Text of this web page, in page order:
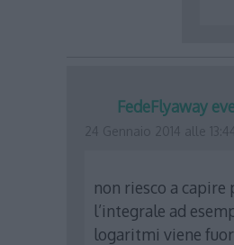
FedeFlyaway
non riesco a capire
l’integrale ad
logaritmi viene